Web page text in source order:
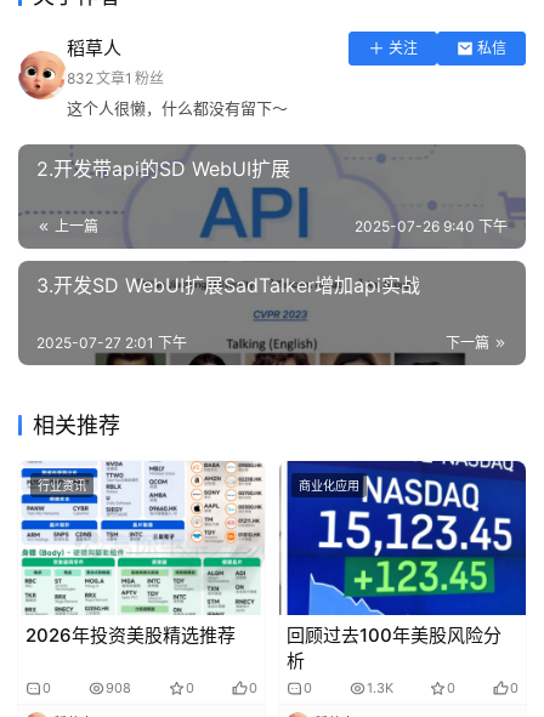
行
业
讯
A
I
免
课
程
A
I
V
I
P
课
程
于
稻草人 关注
私信
832文章1 粉丝
这个人很懒，什么都没有留下～
2.开发带api的SD WebUI扩展
上一篇 2025-07-26 9:40 下午
3.开发SD WebUI扩展SadTalker增加api实战
下一篇
2025-07-27 2:01 下午
相关推荐
行业资讯
2026年投资美股精选推荐
0 908 0 0
商业化应用
回顾过去100年美股风险分
析
0 1.3K 0 0